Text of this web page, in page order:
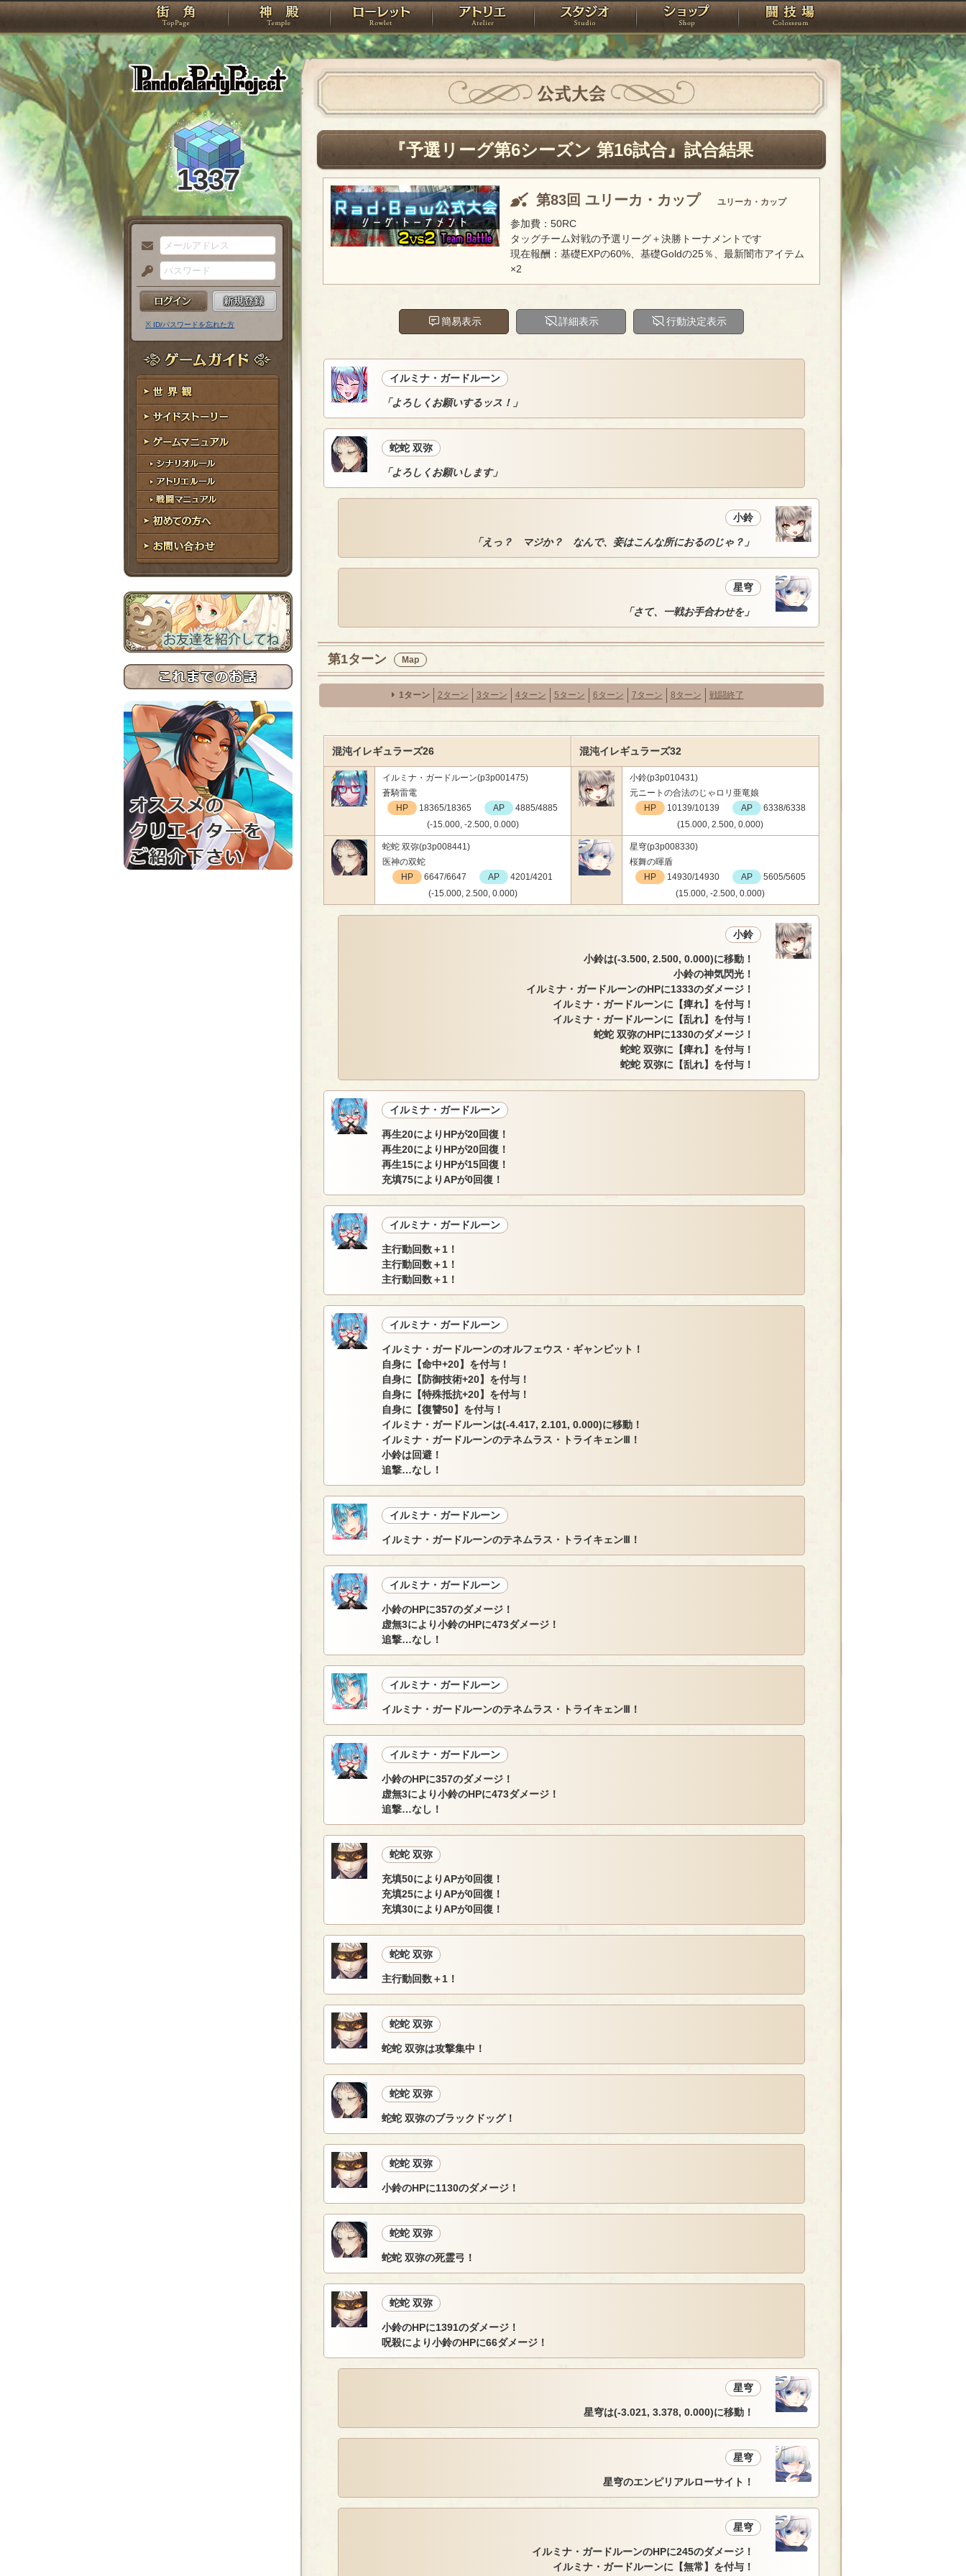
PandoraPartyProject
TOP 神殿 ローレット アトリエ スタジオ ショップ 闘技場
1337
メ
ー
ル
ア
ド
レ
ス
パ
ス
ー
ド
※ ID/パスワードを忘れた方
ゲームガイド
世界観
サイドストーリー
ゲームマニュアル
シナリオルール
アトリエルール
戦闘マニュアル
初めての方へ
お問い合わせ
公式大会
『予選リーグ第6シーズン 第16試合』試合結果
第83回 ユリーカ・カップ ユリーカ・カップ
参加費：50RC
タッグチーム対戦の予選リーグ＋決勝トーナメントです
現在報酬：基礎EXPの60%、基礎Goldの25％、最新闇市アイテム
×2
簡易表示 詳細表示 行動決定表示
イルミナ・ガードルーン
「よろしくお願いするッス！」
蛇蛇 双弥
「よろしくお願いします」
小鈴
「えっ？ マジか？ なんで、妾はこんな所におるのじゃ？」
星穹
「さて、一戦お手合わせを」
第1ターン Map
1ターン 2ターン 3ターン 4ターン 5ターン 6ターン 7ターン 8ターン 戦闘終了
混沌イレギュラーズ26 混沌イレギュラーズ32
イルミナ・ガードルーン(p3p001475)
蒼騎雷電
HP
18365/18365 AP
4885/4885
(-15.000, -2.500, 0.000)
小鈴(p3p010431)
元ニートの合法のじゃロリ亜竜娘
HP
10139/10139 AP
6338/6338
(15.000, 2.500, 0.000)
蛇蛇 双弥(p3p008441)
医神の双蛇
HP
6647/6647 AP
4201/4201
(-15.000, 2.500, 0.000)
星穹(p3p008330)
桜舞の暉盾
HP
14930/14930 AP
5605/5605
(15.000, -2.500, 0.000)
小鈴
小鈴は(-3.500, 2.500, 0.000)に移動！
小鈴の神気閃光！
イルミナ・ガードルーンのHPに1333のダメージ！
イルミナ・ガードルーンに【痺れ】を付与！
イルミナ・ガードルーンに【乱れ】を付与！
蛇蛇 双弥のHPに1330のダメージ！
蛇蛇 双弥に【痺れ】を付与！
蛇蛇 双弥に【乱れ】を付与！
イルミナ・ガードルーン
再生20によりHPが20回復！
再生20によりHPが20回復！
再生15によりHPが15回復！
充填75によりAPが0回復！
イルミナ・ガードルーン
主行動回数＋1！
主行動回数＋1！
主行動回数＋1！
イルミナ・ガードルーン
イルミナ・ガードルーンのオルフェウス・ギャンビット！
自身に【命中+20】を付与！
自身に【防御技術+20】を付与！
自身に【特殊抵抗+20】を付与！
自身に【復讐50】を付与！
イルミナ・ガードルーンは(-4.417, 2.101, 0.000)に移動！
イルミナ・ガードルーンのテネムラス・トライキェンⅢ！
小鈴は回避！
追撃…なし！
イルミナ・ガードルーン
イルミナ・ガードルーンのテネムラス・トライキェンⅢ！
イルミナ・ガードルーン
小鈴のHPに357のダメージ！
虚無3により小鈴のHPに473ダメージ！
追撃…なし！
イルミナ・ガードルーン
イルミナ・ガードルーンのテネムラス・トライキェンⅢ！
イルミナ・ガードルーン
小鈴のHPに357のダメージ！
虚無3により小鈴のHPに473ダメージ！
追撃…なし！
蛇蛇 双弥
充填50によりAPが0回復！
充填25によりAPが0回復！
充填30によりAPが0回復！
蛇蛇 双弥
主行動回数＋1！
蛇蛇 双弥
蛇蛇 双弥は攻撃集中！
蛇蛇 双弥
蛇蛇 双弥のブラックドッグ！
蛇蛇 双弥
小鈴のHPに1130のダメージ！
蛇蛇 双弥
蛇蛇 双弥の死霊弓！
蛇蛇 双弥
小鈴のHPに1391のダメージ！
呪殺により小鈴のHPに66ダメージ！
星穹
星穹は(-3.021, 3.378, 0.000)に移動！
星穹
星穹のエンピリアルローサイト！
星穹
イルミナ・ガードルーンのHPに245のダメージ！
イルミナ・ガードルーンに【無常】を付与！